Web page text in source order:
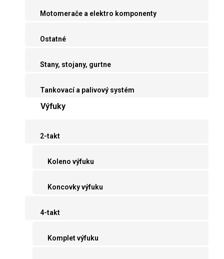
Motomerače a elektro komponenty
Ostatné
Stany, stojany, gurtne
Tankovací a palivový systém
Výfuky
2-takt
Koleno výfuku
Koncovky výfuku
4-takt
Komplet výfuku